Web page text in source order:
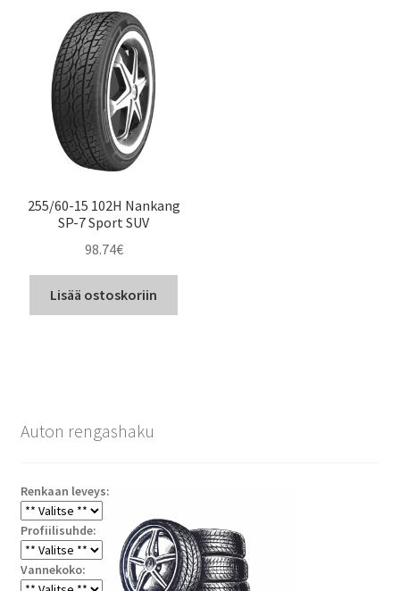
255/60-15 102H Nankang
SP-7 Sport SUV
98.74€
Lisää ostoskoriin
Auton rengashaku
Renkaan leveys:
Profiilisuhde:
Vannekoko: